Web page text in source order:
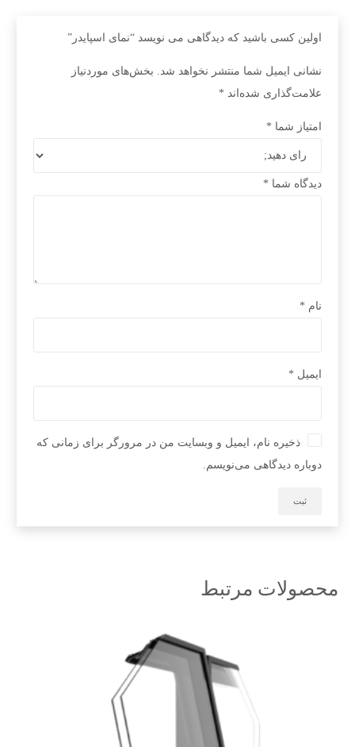
اولین کسی باشید که دیدگاهی می نویسد “نمای اسپایدر”
نشانی ایمیل شما منتشر نخواهد شد.
بخش‌های موردنیاز
علامت‌گذاری شده‌اند *
امتیاز شما *
دیدگاه شما *
نام *
ایمیل *
ذخیره نام، ایمیل و وبسایت من در مرورگر برای زمانی که
دوباره دیدگاهی می‌نویسم.
محصولات مرتبط